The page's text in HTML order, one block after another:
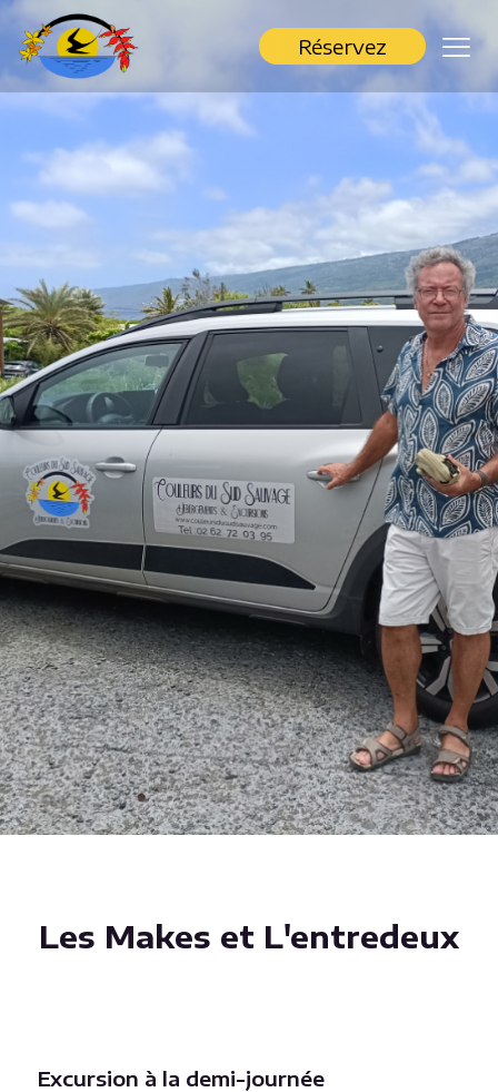
Réservez
Les Makes et L'entredeux
Excursion à la demi-journée